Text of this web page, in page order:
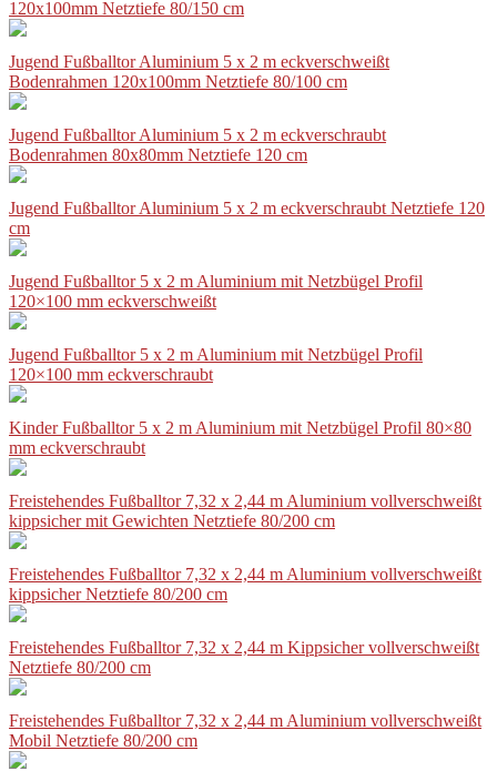
120x100mm Netztiefe 80/150 cm
Jugend Fußballtor Aluminium 5 x 2 m eckverschweißt
Bodenrahmen 120x100mm Netztiefe 80/100 cm
Jugend Fußballtor Aluminium 5 x 2 m eckverschraubt
Bodenrahmen 80x80mm Netztiefe 120 cm
Jugend Fußballtor Aluminium 5 x 2 m eckverschraubt Netztiefe 120
cm
Jugend Fußballtor 5 x 2 m Aluminium mit Netzbügel Profil
120×100 mm eckverschweißt
Jugend Fußballtor 5 x 2 m Aluminium mit Netzbügel Profil
120×100 mm eckverschraubt
Kinder Fußballtor 5 x 2 m Aluminium mit Netzbügel Profil 80×80
mm eckverschraubt
Freistehendes Fußballtor 7,32 x 2,44 m Aluminium vollverschweißt
kippsicher mit Gewichten Netztiefe 80/200 cm
Freistehendes Fußballtor 7,32 x 2,44 m Aluminium vollverschweißt
kippsicher Netztiefe 80/200 cm
Freistehendes Fußballtor 7,32 x 2,44 m Kippsicher vollverschweißt
Netztiefe 80/200 cm
Freistehendes Fußballtor 7,32 x 2,44 m Aluminium vollverschweißt
Mobil Netztiefe 80/200 cm